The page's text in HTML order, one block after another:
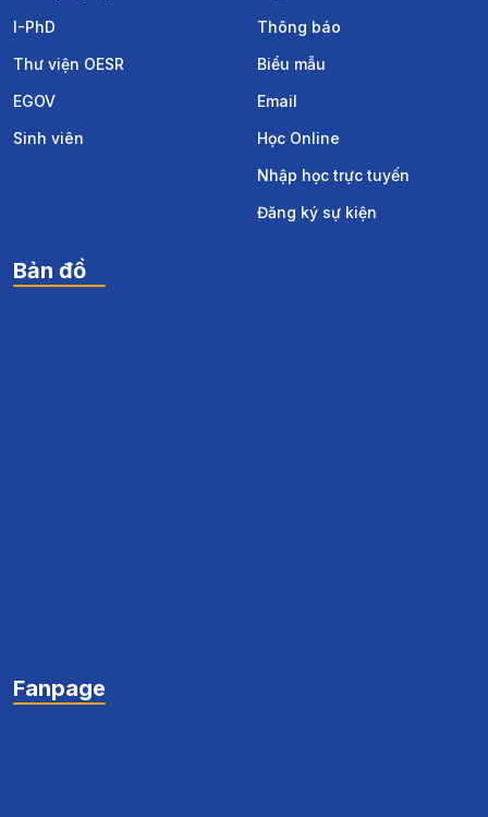
I-PhD
Thư viện OESR
EGOV
Sinh viên
Thông báo
Biểu mẫu
Email
Học Online
Nhập học trực tuyến
Đăng ký sự kiện
Bản đồ
Fanpage